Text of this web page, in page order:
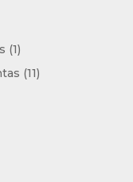
11
producto
1111